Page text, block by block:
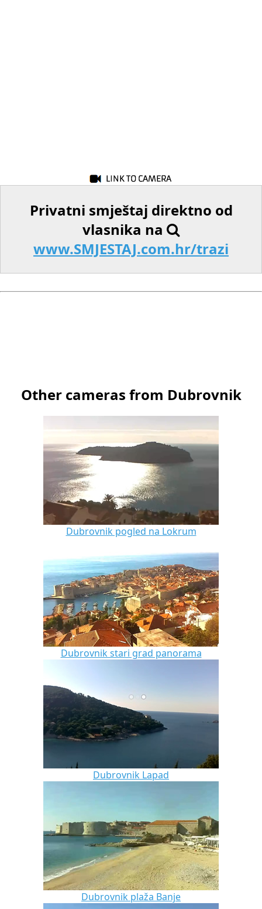
Privatni smještaj direktno od
vlasnika na
www.SMJESTAJ.com.hr/trazi
Other cameras from Dubrovnik
Dubrovnik pogled na Lokrum
Dubrovnik stari grad panorama
Dubrovnik Lapad
Dubrovnik plaža Banje